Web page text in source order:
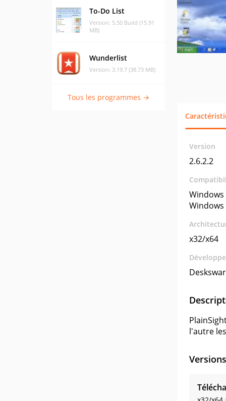
To-Do List
Version: 5.50 Build (15.91
MB)
Wunderlist
Version: 3.19.7 (38.73 MB)
Tous les programmes →
Version
2.6.2.2
Windows
Windows
x32/x64
l'autre
Versions